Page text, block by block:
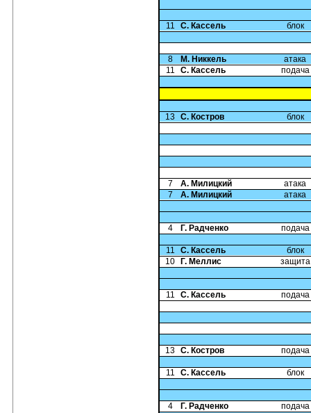
11 С. Кассель блок
8 М. Никкель
атака
11
С. Кассель подача
13 С. Костров блок
7 А. Милицкий
атака
7
А. Милицкий атака
4 Г. Радченко подача
11 С. Кассель
блок
10
Г. Меллис защита
11 С. Кассель подача
13 С. Костров подача
11 С. Кассель блок
4 Г. Радченко подача